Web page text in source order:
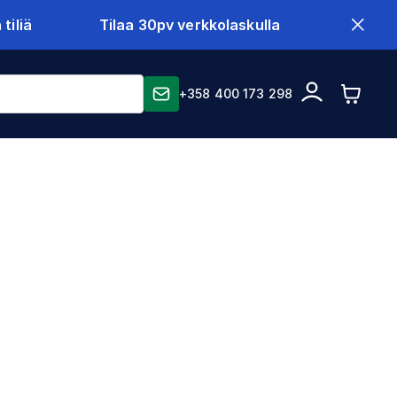
tiliä Tilaa 30pv verkkolaskulla
+358 400 173 298